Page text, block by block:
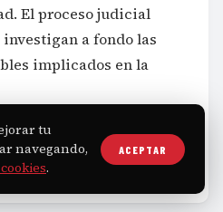
El proceso judicial
a fondo las
implicados en la
TSMC
tu
navegando,
.
ACEPTAR